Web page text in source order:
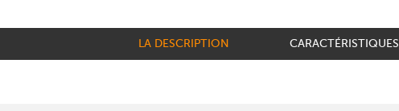
LA DESCRIPTION CARACTÉRISTIQUES